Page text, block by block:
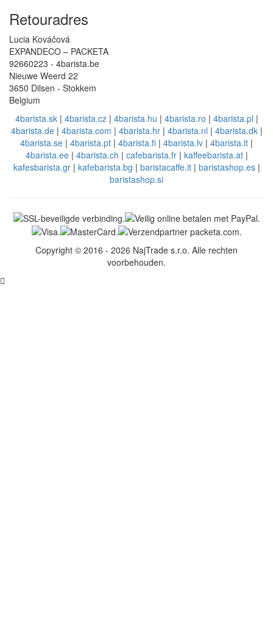
Retouradres
Lucia Kováčová
EXPANDECO – PACKETA
92660223 - 4barista.be
Nieuwe Weerd 22
3650 Dilsen - Stokkem
Belgium
4barista.sk| 4barista.cz| 4barista.hu | 4barista.ro | 4barista.pl |
4barista.de| 4barista.com | 4barista.hr| 4barista.nl | 4barista.dk|
4barista.se | 4barista.pt | 4barista.fi | 4barista.lv | 4barista.lt |
4barista.ee| 4barista.ch | cafebarista.fr| kaffeebarista.at|
kafesbarista.gr| kafebarista.bg | baristacaffe.it| baristashop.es|
baristashop.si
Copyright © 2016 - 2026 NajTrade s.r.o. Alle rechten
voorbehouden.